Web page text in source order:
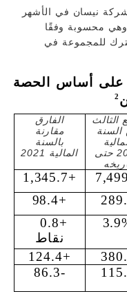
نيسان في الأشهر
المنتهية في 31 ديسمبر 2022، وهي محسوبة وفقًا
للمجموعة في
2
الثالث
السنة
2022 حتى
الفارق
مقارنة
بالسنة
المالية 2021
+1,345.7
+98.4
نقاط
+124.4
-86.3